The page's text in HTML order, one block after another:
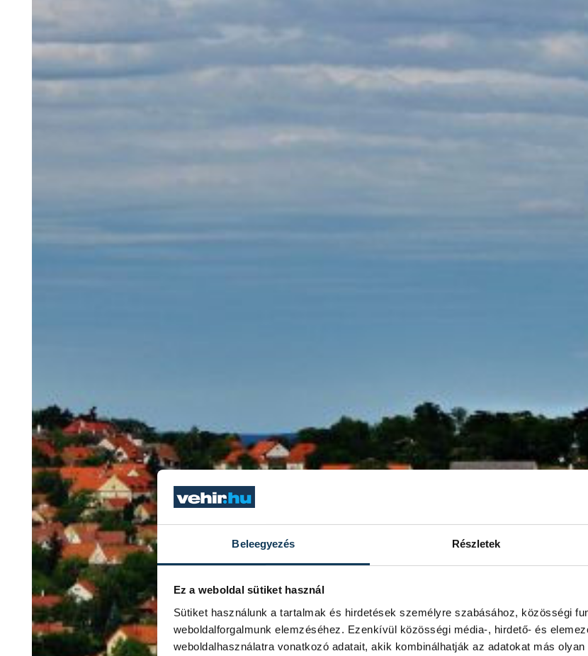
Beleegyezés Részletek
Ez a weboldal sütiket használ
Sütiket használunk a tartalmak és hirdetések személyre szabásához, közösségi
weboldalforgalmunk elemzéséhez. Ezenkívül közösségi média-, hirdető- és
weboldalhasználatra vonatkozó adatait, akik kombinálhatják az adatokat más